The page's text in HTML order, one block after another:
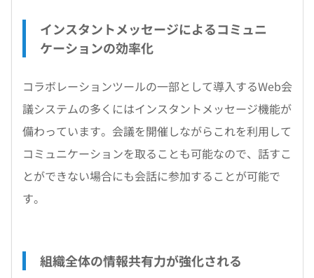
インスタントメッセージによるコミュニ
ケーションの効率化
コラボレーションツールの一部として導入するWeb会
議システムの多くにはインスタントメッセージ機能が
備わっています。会議を開催しながらこれを利用して
コミュニケーションを取ることも可能なので、話すこ
とができない場合にも会話に参加することが可能で
す。
組織全体の情報共有力が強化される